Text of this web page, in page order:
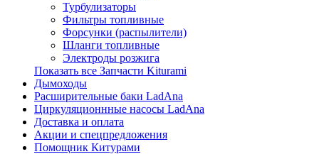
Турбулизаторы
Фильтры топливные
Форсунки (распылители)
Шланги топливные
Электроды розжига
Показать все Запчасти Kiturami
Дымоходы
Расширительные баки LadAna
Циркуляционнные насосы LadAna
Доставка и оплата
Акции и спецпредложения
Помощник Китурами